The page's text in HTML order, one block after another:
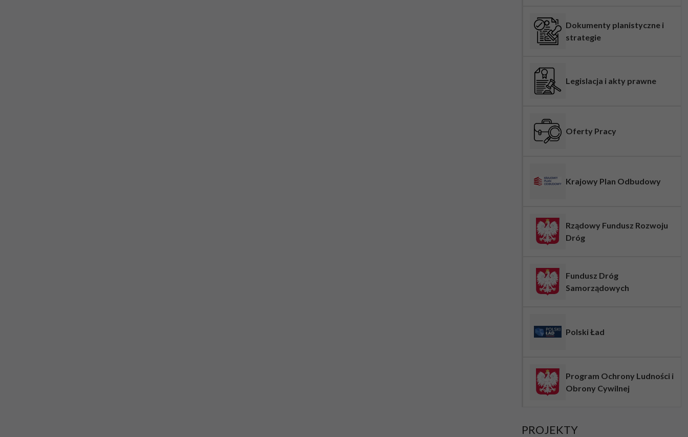
Dokumenty planistyczne i
strategie
Legislacja i akty prawne
Oferty Pracy
Krajowy Plan Odbudowy
Rządowy Fundusz Rozwoju
Dróg
Fundusz Dróg
Samorządowych
Polski Ład
Program Ochrony Ludności i
Obrony Cywilnej
PROJEKTY